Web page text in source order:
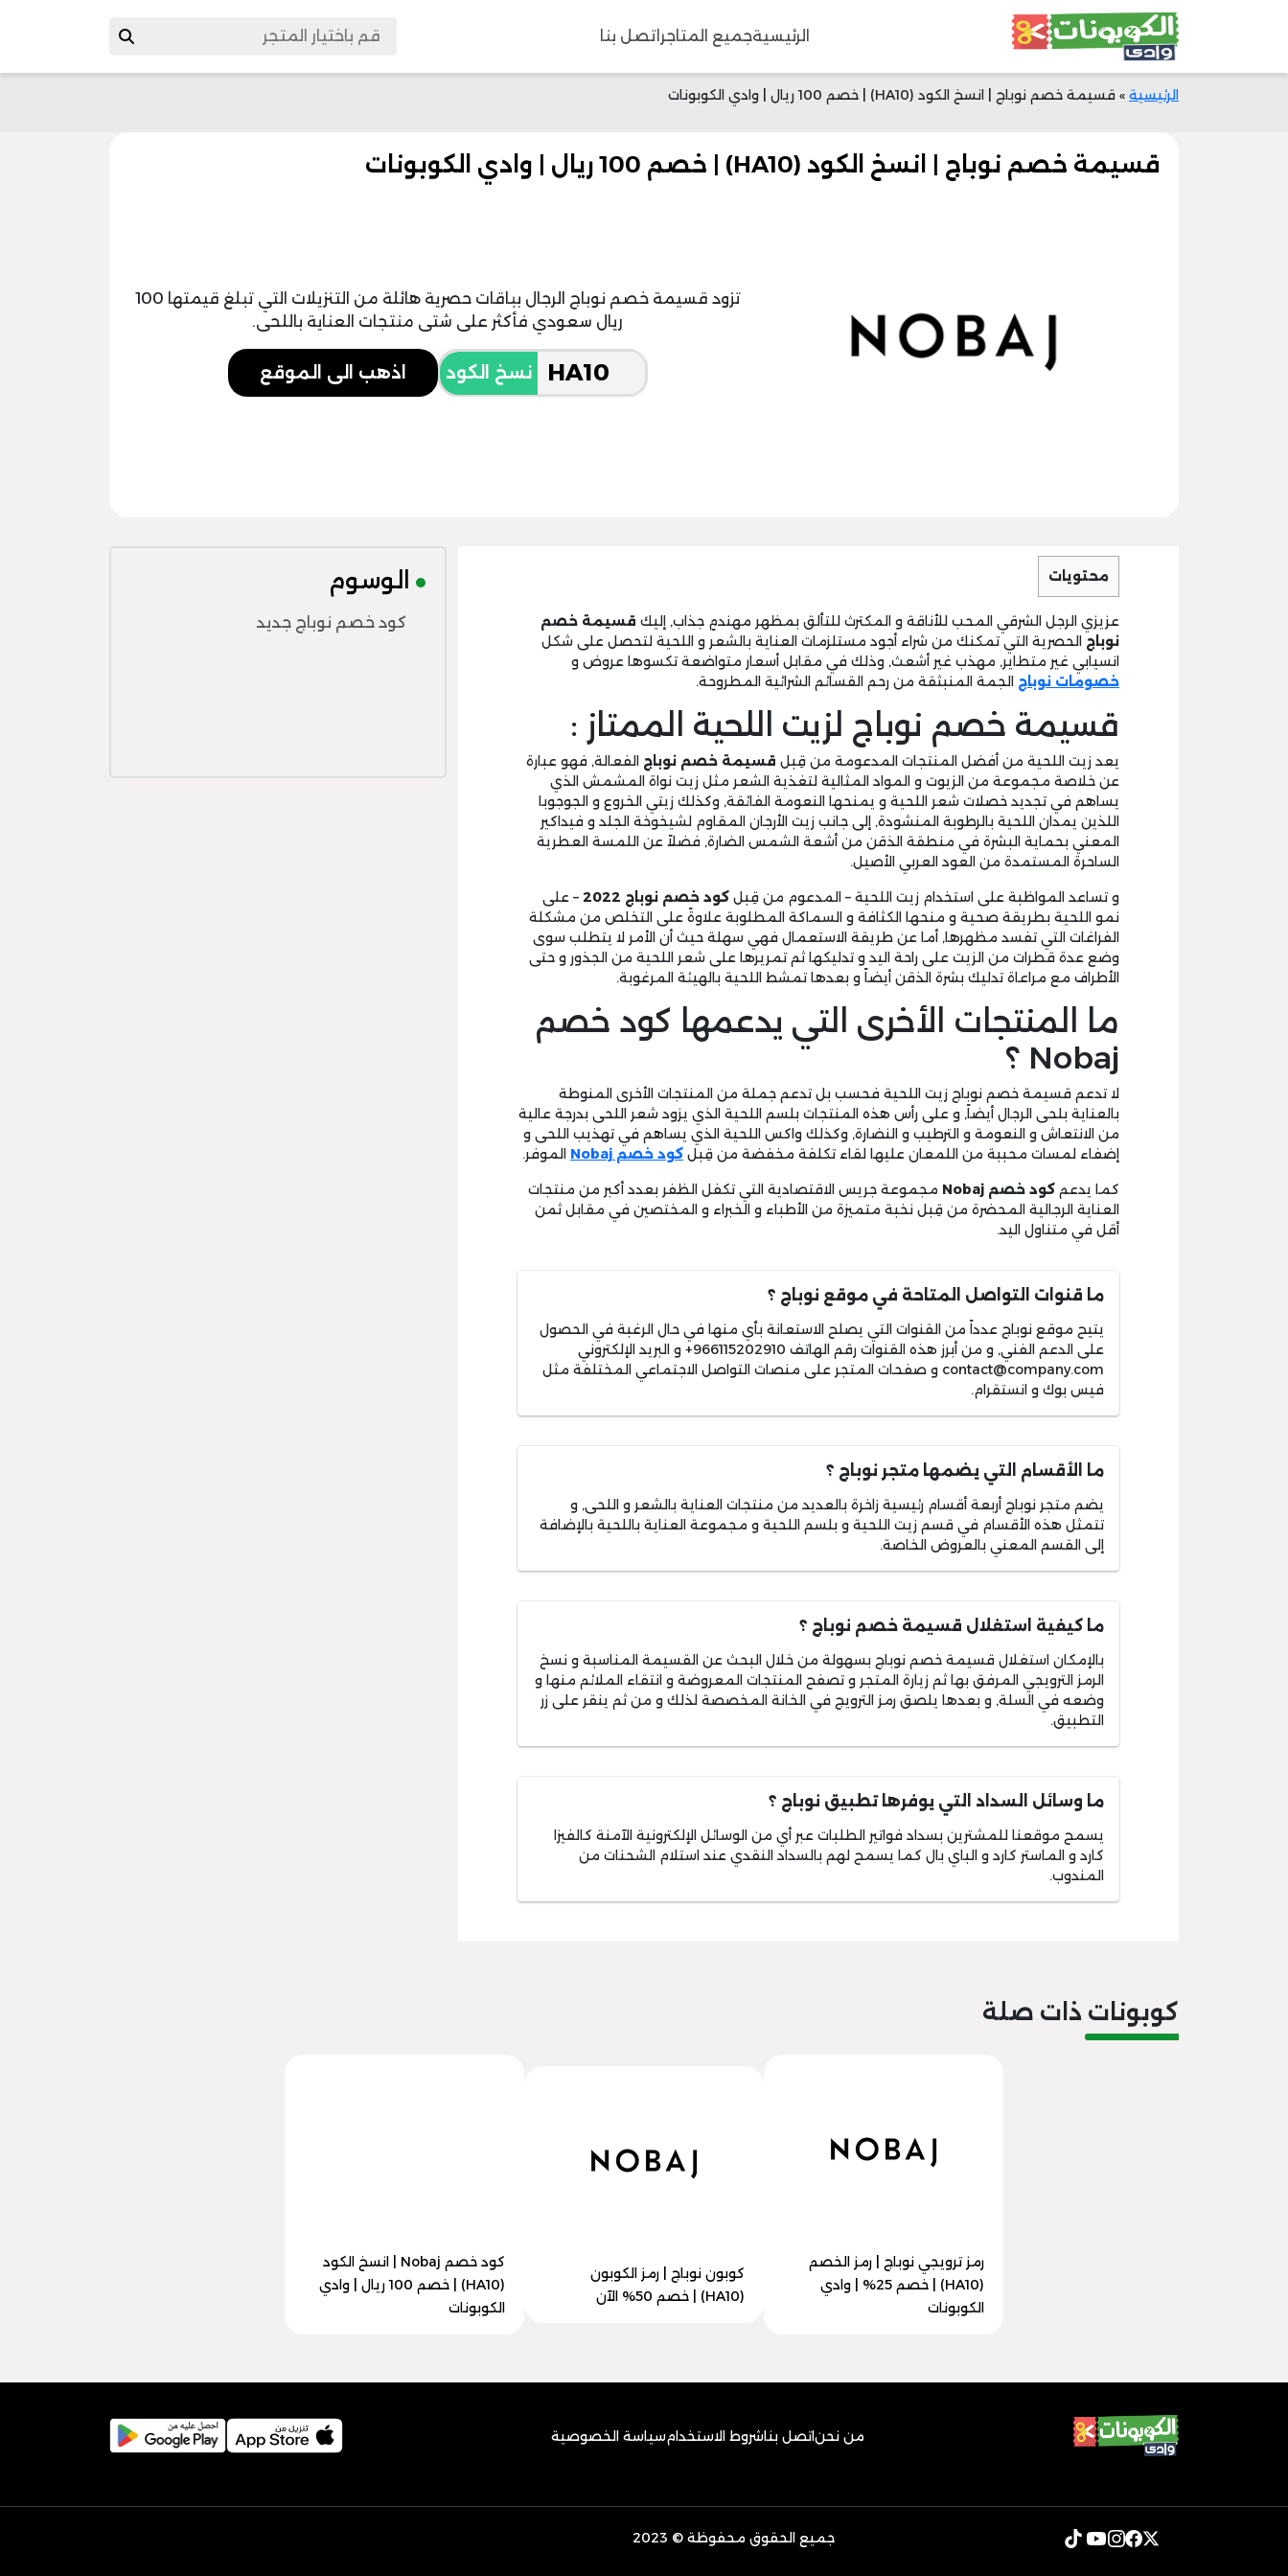
الرئيسيةجميع المتاجر اتصل بنا
الرئيسية » قسيمة خصم نوباج | انسخ الكود (HA10) | خصم 100 ريال | وادي الكوبونات
قسيمة خصم نوباج | انسخ الكود (HA10) | خصم 100 ريال | وادي الكوبونات
تزود قسيمة خصم نوباج الرجال بباقات حصرية هائلة من التنزيلات التي تبلغ قيمتها 100
ريال سعودي فأكثر على شتى منتجات العناية باللحى.
نسخ الكود اذهب الى الموقع
محتويات
عزيزي الرجل الشرقي المحب للأناقة و المكترث للتألق بمظهر مهندمٍ جذاب, إليك قسيمة خصم
نوباج الحصرية التي تمكنك من شراء أجود مستلزمات العناية بالشعر و اللحية لتحصل على شكل
انسيابي غير متطاير, مهذب غير أشعث, وذلك في مقابل أسعار متواضعة تكسوها عروض و
خصومات نوباج الجمة المنبثقة من رحم القسائم الشرائية المطروحة.
قسيمة خصم نوباج لزيت اللحية الممتاز :
يعد زيت اللحية من أفضل المنتجات المدعومة من قِبل قسيمة خصم نوباج الفعالة, فهو عبارة
عن خلاصة مجموعة من الزيوت و المواد المثالية لتغذية الشعر مثل زيت نواة المشمش الذي
يساهم في تجديد خصلات شعر اللحية و يمنحها النعومة الفائقة, وكذلك زيتي الخروع و الجوجوبا
اللذين يمدان اللحية بالرطوبة المنشودة, إلى جانب زيت الأرجان المقاوم لشيخوخة الجلد و فيداكير
المعني بحماية البشرة في منطقة الذقن من أشعة الشمس الضارة, فضلاً عن اللمسة العطرية
الساحرة المستمدة من العود العربي الأصيل.
و تساعد المواظبة على استخدام زيت اللحية – المدعوم من قِبل كود خصم نوباج 2022
– على
نمو اللحية بطريقة صحية و منحها الكثافة و السماكة المطلوبة علاوةً على التخلص من مشكلة
الفراغات التي تفسد مظهرها, أما عن طريقة الاستعمال فهي سهلة حيث أن الأمر لا يتطلب سوى
وضع عدة قطرات من الزيت على راحة اليد و تدليكها ثم تمريرها على شعر اللحية من الجذور و حتى
الأطراف مع مراعاة تدليك بشرة الذقن أيضاً و بعدها تمشط اللحية بالهيئة المرغوبة.
ما المنتجات الأخرى التي يدعمها كود خصم
Nobaj ؟
لا تدعم قسيمة خصم نوباج زيت اللحية فحسب بل تدعم جملة من المنتجات الأخرى المنوطة
بالعناية بلحى الرجال أيضاً, و على رأس هذه المنتجات بلسم اللحية الذي يزود شعر اللحى بدرجة عالية
من الانتعاش و النعومة و الترطيب و النضارة, وكذلك واكس اللحية الذي يساهم في تهذيب اللحى و
إضفاء لمسات محببة من اللمعان عليها لقاء تكلفة مخفضة من قِبل كود خصم Nobaj الموفر.
كما يدعم كود خصم Nobaj مجموعة جريس الاقتصادية التي تكفل الظفر بعدد أكبر من منتجات
العناية الرجالية المحضرة من قِبل نخبة متميزة من الأطباء و الخبراء و المختصين في مقابل ثمن
أقل في متناول اليد.
ما قنوات التواصل المتاحة في موقع نوباج ؟
يتيح موقع نوباج عدداً من القنوات التي يصلح الاستعانة بأي منها في حال الرغبة في الحصول
على الدعم الفني, و من أبرز هذه القنوات رقم الهاتف 966115202910+ و البريد الإلكتروني
contact@company.com و صفحات المتجر على منصات التواصل الاجتماعي المختلفة مثل
فيس بوك و انستقرام.
ما الأقسام التي يضمها متجر نوباج ؟
يضم متجر نوباج أربعة أقسام رئيسية زاخرة بالعديد من منتجات العناية بالشعر و اللحى, و
تتمثل هذه الأقسام في قسم زيت اللحية و بلسم اللحية و مجموعة العناية باللحية بالإضافة
إلى القسم المعني بالعروض الخاصة.
ما كيفية استغلال قسيمة خصم نوباج ؟
بالإمكان استغلال قسيمة خصم نوباج بسهولة من خلال البحث عن القسيمة المناسبة و نسخ
الرمز الترويجي المرفق بها ثم زيارة المتجر و تصفح المنتجات المعروضة و انتقاء الملائم منها و
وضعه في السلة, و بعدها يلصق رمز الترويج في الخانة المخصصة لذلك و من ثم ينقر على زر
التطبيق.
ما وسائل السداد التي يوفرها تطبيق نوباج ؟
يسمح موقعنا للمشترين بسداد فواتير الطلبات عبر أي من الوسائل الإلكترونية الآمنة كالفيزا
كارد و الماستر كارد و الباي بال كما يسمح لهم بالسداد النقدي عند استلام الشحنات من
المندوب.
الوسوم
كود خصم نوباج جديد
كوبونات ذات صلة
رمز ترويجي نوباج | رمز الخصم
(HA10) | خصم 25% | وادي
الكوبونات
كوبون نوباج | رمز الكوبون
(HA10) | خصم 50% الآن
كود خصم Nobaj | انسخ الكود
(HA10) | خصم 100 ريال | وادي
الكوبونات
من نحناتصل بناشروط الاستخدامسياسة الخصوصية
جميع الحقوق محفوظة © 2023